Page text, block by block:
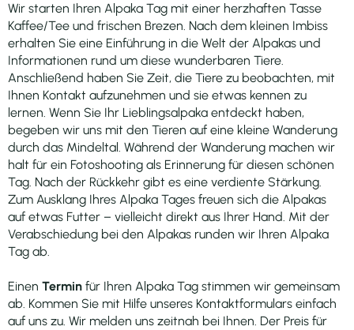
Wir starten Ihren Alpaka Tag mit einer herzhaften Tasse
Kaffee/Tee und frischen Brezen. Nach dem kleinen Imbiss
erhalten Sie eine Einführung in die Welt der Alpakas und
Informationen rund um diese wunderbaren Tiere.
Anschließend haben Sie Zeit, die Tiere zu beobachten, mit
Ihnen Kontakt aufzunehmen und sie etwas kennen zu
lernen. Wenn Sie Ihr Lieblingsalpaka entdeckt haben,
begeben wir uns mit den Tieren auf eine kleine Wanderung
durch das Mindeltal. Während der Wanderung machen wir
halt für ein Fotoshooting als Erinnerung für diesen schönen
Tag. Nach der Rückkehr gibt es eine verdiente Stärkung.
Zum Ausklang Ihres Alpaka Tages freuen sich die Alpakas
auf etwas Futter – vielleicht direkt aus Ihrer Hand. Mit der
Verabschiedung bei den Alpakas runden wir Ihren Alpaka
Tag ab.
Einen Termin für Ihren Alpaka Tag stimmen wir gemeinsam
ab. Kommen Sie mit Hilfe unseres Kontaktformulars einfach
auf uns zu. Wir melden uns zeitnah bei Ihnen. Der Preis für